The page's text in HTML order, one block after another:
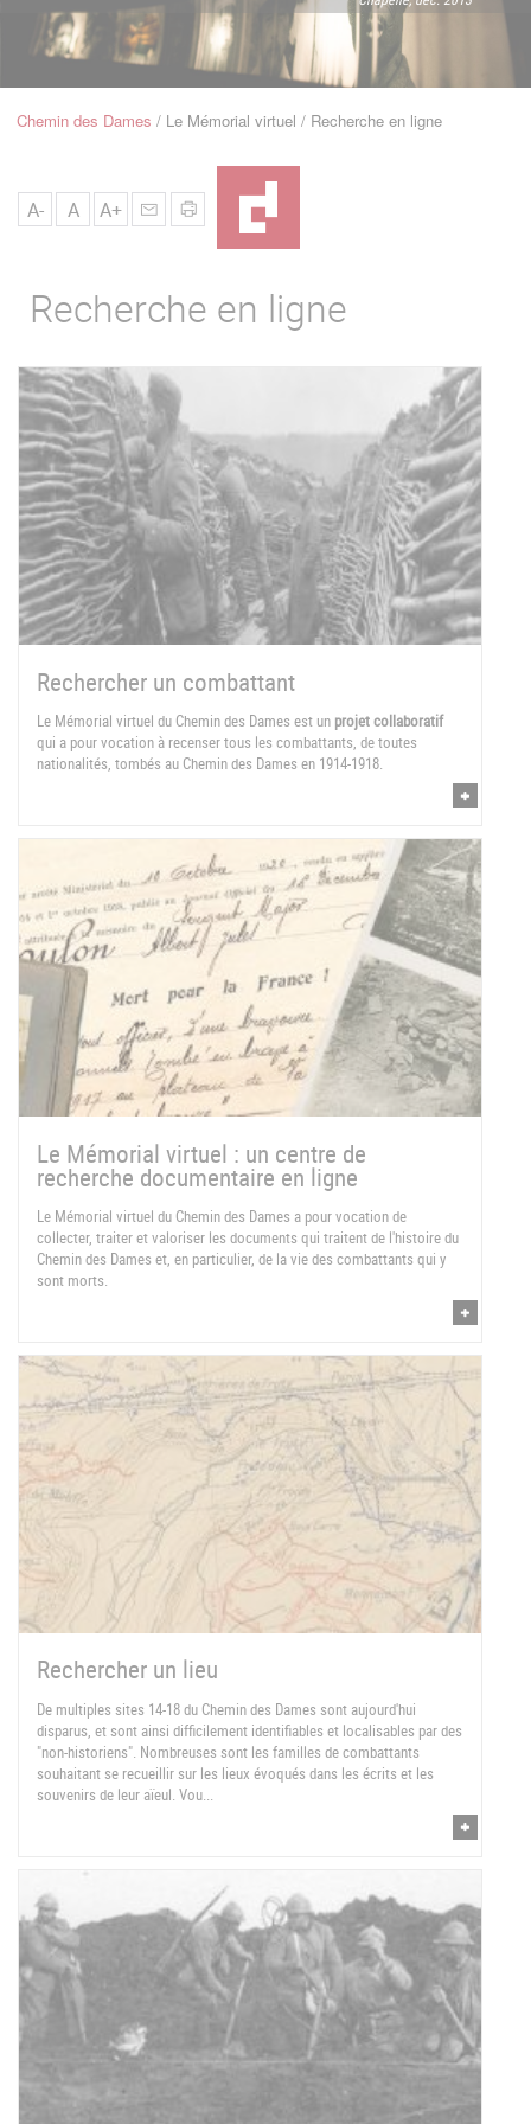
Navigation
Fil
Chemin des Dames Le Mémorial virtuel Recherche en ligne
A- A A+
Recherche en ligne
Rechercher un combattant
Le Mémorial virtuel du Chemin des Dames est un projet collaboratif
qui a pour vocation à recenser tous les combattants, de toutes
nationalités, tombés au Chemin des Dames en 1914-1918.
Le Mémorial virtuel : un centre de
recherche documentaire en ligne
Le Mémorial virtuel du Chemin des Dames a pour vocation de
collecter, traiter et valoriser les documents qui traitent de l'histoire du
Chemin des Dames et, en particulier, de la vie des combattants qui y
sont morts.
Rechercher un lieu
De multiples sites 14-18 du Chemin des Dames sont aujourd'hui
disparus, et sont ainsi difficilement identifiables et localisables par des
"non-historiens". Nombreuses sont les familles de combattants
souhaitant se recueillir sur les lieux évoqués dans les écrits et les
souvenirs de leur aïeul. Vou...